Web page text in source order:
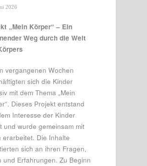
2026
„Mein Körper“ – Ein
Weg durch die Welt
vergangenen Wochen
sich die Kinder
mit dem Thema „Mein
Dieses Projekt entstand
Interesse der Kinder
und wurde gemeinsam mit
erarbeitet. Die Inhalte
sich an ihren Fragen,
und Erfahrungen. Zu Beginn